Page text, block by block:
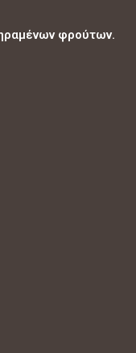
φρούτων.